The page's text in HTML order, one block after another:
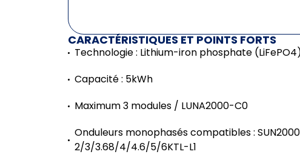
CARACTÉRISTIQUES ET POINTS FORTS
Technologie : Lithium-iron phosphate
Capacité : 5kWh
Maximum 3 modules / LUNA2000-C0
Onduleurs monophasés compatibles :
2/3/3.68/4/4.6/5/6KTL-L1